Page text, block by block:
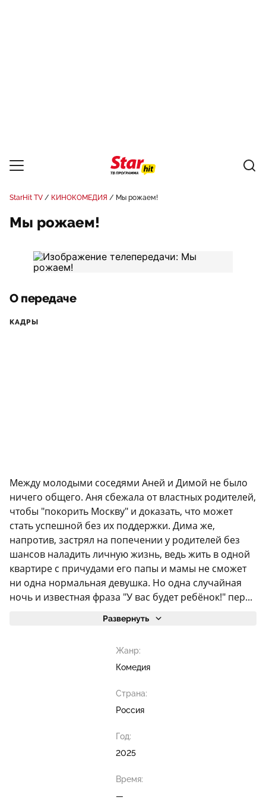
StarHit TV КИНОКОМЕДИЯ Мы рожаем!
Мы рожаем!
О передаче
КАДРЫ
Между молодыми соседями Аней и Димой не было
ничего общего. Аня сбежала от властных родителей,
чтобы "покорить Москву" и доказать, что может
стать успешной без их поддержки. Дима же,
напротив, застрял на попечении у родителей без
шансов наладить личную жизнь, ведь жить в одной
квартире с причудами его папы и мамы не сможет
ни одна нормальная девушка. Но одна случайная
ночь и известная фраза "У вас будет ребёнок!" пер...
Развернуть
Жанр:
Комедия
Страна:
Россия
Год:
2025
Время:
—